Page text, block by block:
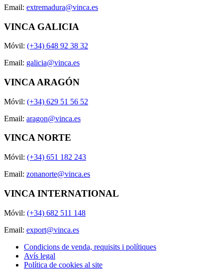
Email: extremadura@vinca.es
VINCA GALICIA
Móvil: (+34) 648 92 38 32
Email: galicia@vinca.es
VINCA ARAGÓN
Móvil: (+34) 629 51 56 52
Email: aragon@vinca.es
VINCA NORTE
Móvil: (+34) 651 182 243
Email: zonanorte@vinca.es
VINCA INTERNATIONAL
Móvil: (+34) 682 511 148
Email: export@vinca.es
Condicions de venda, requisits i polítiques
Avís legal
Política de cookies al site